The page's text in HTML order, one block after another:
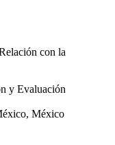
con la
y Evaluación
México